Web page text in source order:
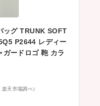
ッグ TRUNK SOFT
P2644 レディー
ガードロゴ 鞄 カラ
天市場調べ）